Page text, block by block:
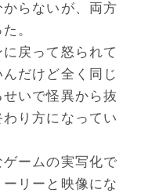
らないが、両方
。
戻って怒られて
だけど全く同じ
いで怪異から抜
り方になってい
ームの実写化で
リーと映像にな